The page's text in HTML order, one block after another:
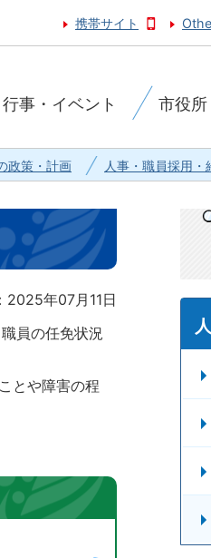
携帯サイト
行事・イベント 市役
政策・計画 人事・職員採用・
2025年07月11日
員の任免状況
とや障害の程